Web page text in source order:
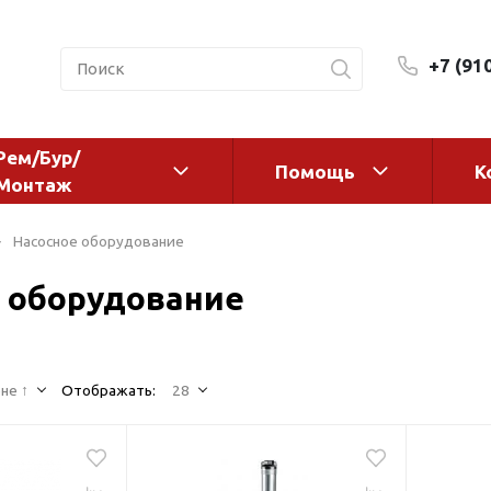
+7
Магистральные фильтры
Бур/
Помощь
Насосное оборудование
оборудование
↑ Отображать: 28